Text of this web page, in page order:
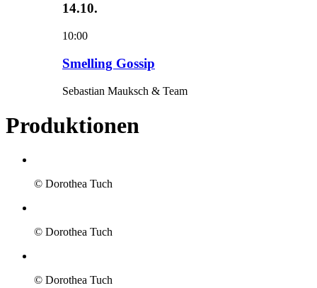
14.10.
10:00
Smelling Gossip
Sebastian Mauksch & Team
Produktionen
© Dorothea Tuch
© Dorothea Tuch
© Dorothea Tuch